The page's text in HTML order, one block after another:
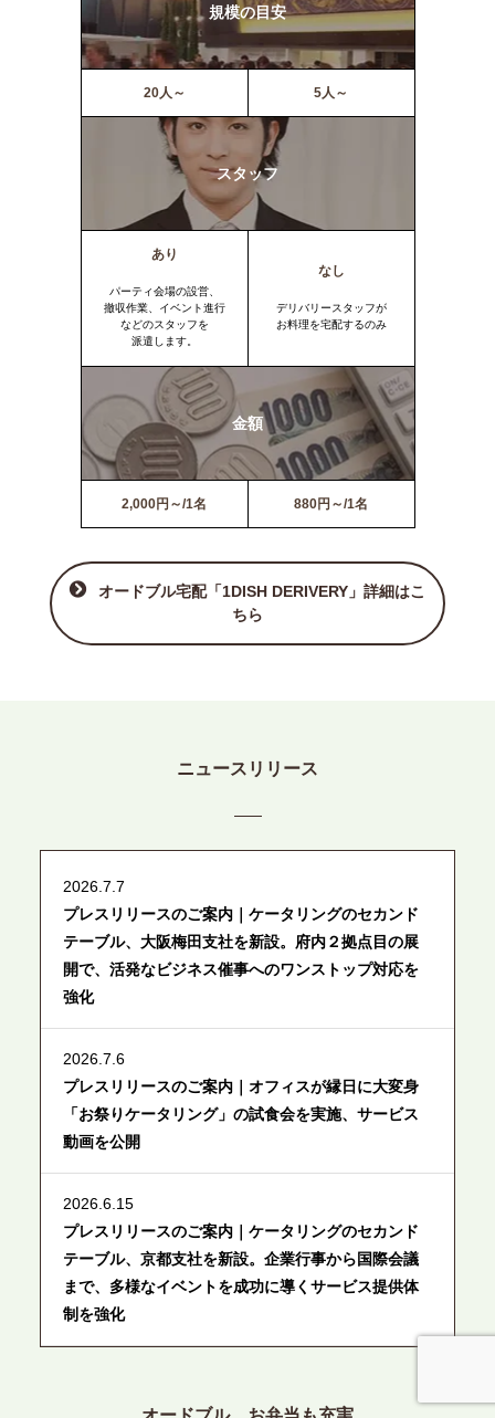
規模の目安
20人～ 5人～
スタッフ
あり
パーティ会場の設営、
撤収作業、イベント進行
などのスタッフを
派遣します。
なし
デリバリースタッフが
お料理を宅配するのみ
金額
2,000円～/1名 880円～/1名
オードブル宅配「1DISH DERIVERY」詳細はこ
ちら
ニュースリリース
2026.7.7
プレスリリースのご案内｜ケータリングのセカンド
テーブル、大阪梅田支社を新設。府内２拠点目の展
開で、活発なビジネス催事へのワンストップ対応を
強化
2026.7.6
プレスリリースのご案内｜オフィスが縁日に大変身
「お祭りケータリング」の試食会を実施、サービス
動画を公開
2026.6.15
プレスリリースのご案内｜ケータリングのセカンド
テーブル、京都支社を新設。企業行事から国際会議
まで、多様なイベントを成功に導くサービス提供体
制を強化
プレスリリースのご案内｜ケータリングのセカンド